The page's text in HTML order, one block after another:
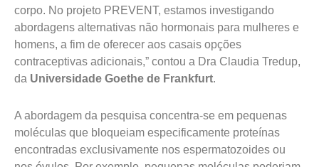
corpo. No projeto PREVENT, estamos investigando
abordagens alternativas não hormonais para mulheres e
homens, a fim de oferecer aos casais opções
contraceptivas adicionais,” contou a Dra Claudia Tredup,
da Universidade Goethe de Frankfurt.
A abordagem da pesquisa concentra-se em pequenas
moléculas que bloqueiam especificamente proteínas
encontradas exclusivamente nos espermatozoides ou